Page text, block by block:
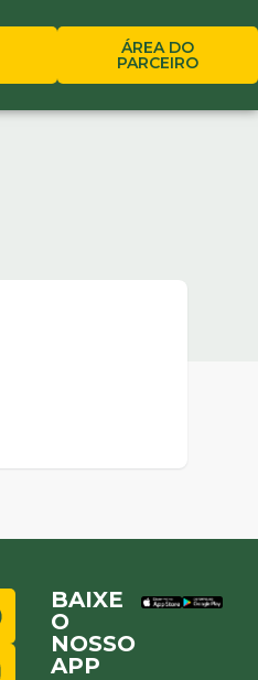
ÁREA DO
PARCEIRO
BAIXE
O
NOSSO
APP